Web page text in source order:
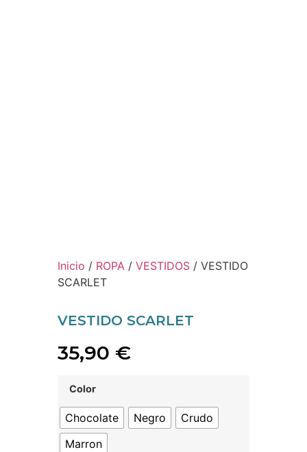
Inicio / ROPA / VESTIDOS / VESTIDO
SCARLET
VESTIDO SCARLET
35,90 €
Color
Chocolate Negro
Crudo
Marron